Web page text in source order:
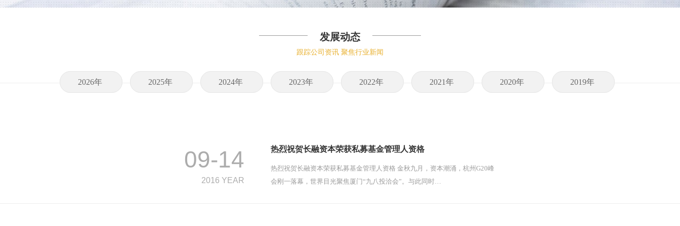
发展动态
跟踪公司资讯 聚焦行业新闻
2026年 2025年 2024年 2023年 2022年 2021年 2020年 2019年
09-14
2016 YEAR
热烈祝贺长融资本荣获私募基金管理人资格
热烈祝贺长融资本荣获私募基金管理人资格 金秋九月，资本潮涌，杭州G20峰
会刚一落幕，世界目光聚焦厦门“九八投洽会”。与此同时…